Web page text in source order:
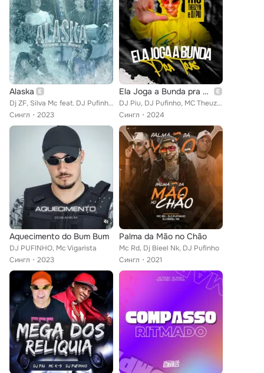
Alaska
Dj ZF, Silva Mc feat. DJ Pufinho, DJ Gui
Сингл
2023
Ela Joga a Bunda pra Trás
DJ Piu, DJ Pufinho, MC Theuzyn
Сингл
2024
Aquecimento do Bum Bum
DJ PUFINHO, Mc Vigarista
Сингл
2023
Palma da Mão no Chão
Mc Rd, Dj Bieel Nk, DJ Pufinho
Сингл
2021